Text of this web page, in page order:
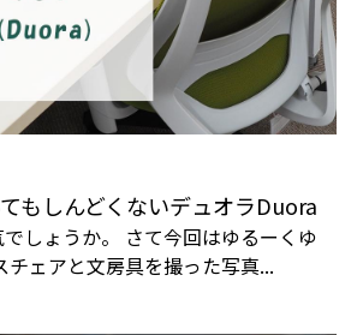
もしんどくないデュオラDuora
しょうか。 さて今回はゆるーくゆ
チェアと文房具を撮った写真...